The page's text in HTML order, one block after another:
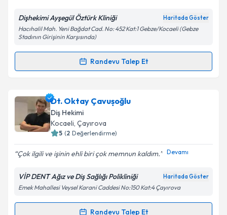
Kişisel verilerimin işlenmesine ilişkin
Aydınlatma
Metni'ni okudum ve kişisel verilerimin belirtilen
kapsamda işlenmesini kabul ediyorum.
Takvim Talebini Gönder
Dişhekimi Ayşegül Öztürk Kliniği Haritada Göster
Hacıhalil Mah. Yeni Bağdat Cad. No: 452 Kat:1 Gebze/Kocaeli (Gebze
Stadının Girişinin Karşısında)
Randevu Talep Et
Randevu Takvimi Talebi
Dt. Ayşegül Öztürkiçin randevu takvimi talebi
oluşturun. Size bu uzmandan randevu almanız için bir
takvim hazırlandığında e-posta ile bilgilendireceğiz.
Kişisel verilerimin işlenmesine ilişkinAydınlatma
Metni'ni okudum ve kişisel verilerimin belirtilen
kapsamda işlenmesini kabul ediyorum.
Dt. Oktay Çavușoğlu
Diş Hekimi
Kocaeli, Çayırova
5 (2 Değerlendirme)
Çok ilgili ve işinin ehli biri çok memnun kaldım. Devamı
VİP DENT Ağız ve Diş Sağlığı Polikliniği Haritada Göster
Emek Mahallesi Veysel Karani Caddesi No:150 Kat:4 Çayırova
Randevu Talep Et